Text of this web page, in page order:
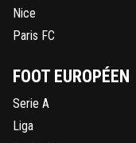
Nice
Paris FC
FOOT EUROPÉEN
Serie A
Liga